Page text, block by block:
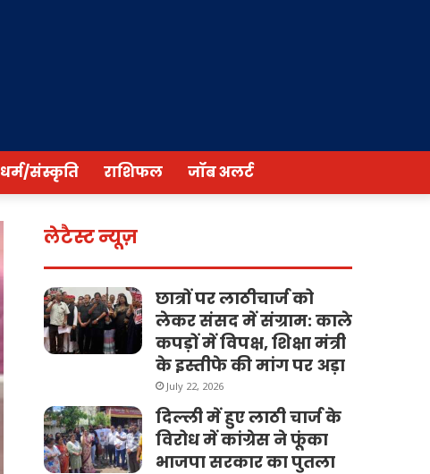
धर्म/संस्कृति राशिफल जॉब अलर्ट
लेटैस्ट न्यूज़
छात्रों पर लाठीचार्ज को
लेकर संसद में संग्राम: काले
कपड़ों में विपक्ष, शिक्षा मंत्री
के इस्तीफे की मांग पर अड़ा
July 22, 2026
दिल्ली में हुए लाठी चार्ज के
विरोध में कांग्रेस ने फूंका
भाजपा सरकार का पुतला